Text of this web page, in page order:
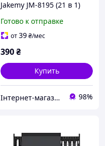
Jakemy JM-8195 (21 в 1)
Готово к отправке
от39₴/мес
390₴
Купить
Інтернет-магазин "SHRAK" 98%